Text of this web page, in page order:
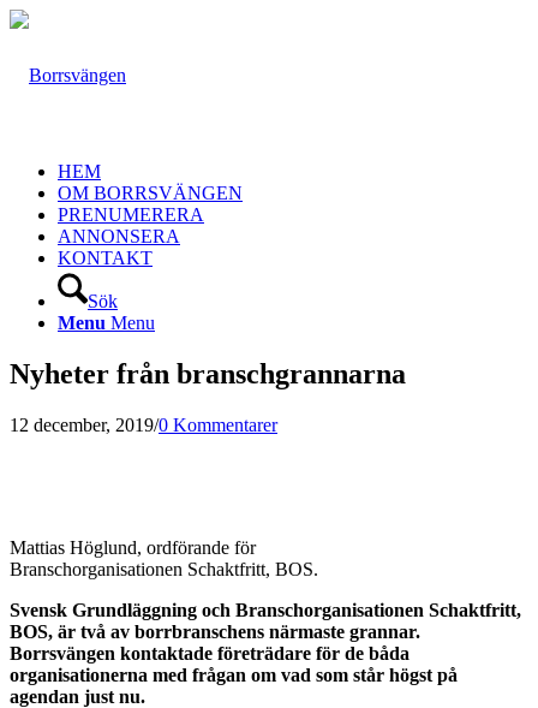
HEM
OM BORRSVÄNGEN
PRENUMERERA
ANNONSERA
KONTAKT
Sök
Menu Menu
Nyheter från branschgrannarna
12 december, 2019/0 Kommentarer
Mattias Höglund, ordförande för
Branschorganisationen Schaktfritt, BOS.
Svensk Grundläggning och Branschorganisationen Schaktfritt,
BOS, är två av borrbranschens närmaste grannar.
Borrsvängen kontaktade företrädare för de båda
organisationerna med frågan om vad som står högst på
agendan just nu.